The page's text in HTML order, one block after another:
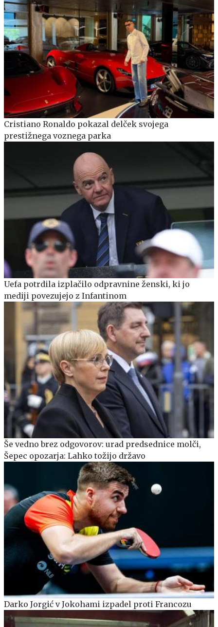
Cristiano Ronaldo pokazal delček svojega
prestižnega voznega parka
Uefa potrdila izplačilo odpravnine ženski, ki jo
mediji povezujejo z Infantinom
Še vedno brez odgovorov: urad predsednice molči,
Šepec opozarja: Lahko tožijo državo
Darko Jorgić v Jokohami izpadel proti Francozu